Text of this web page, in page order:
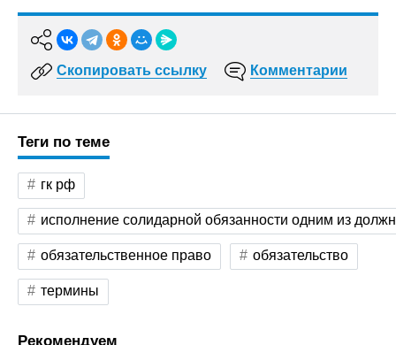
Скопировать ссылку Комментарии
Теги по теме
гк рф
исполнение солидарной обязанности одним из
обязательственное право обязательство
термины
Рекомендуем